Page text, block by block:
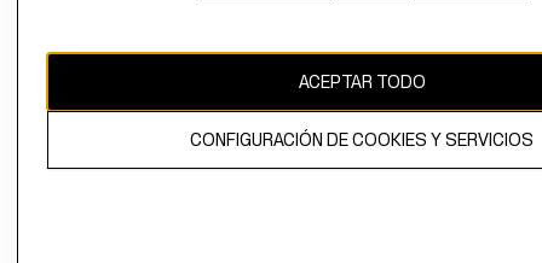
CAMBIAR REGIÓN
ACEPTAR TODO
CONFIGURACIÓN DE COOKIES Y SERVICIOS